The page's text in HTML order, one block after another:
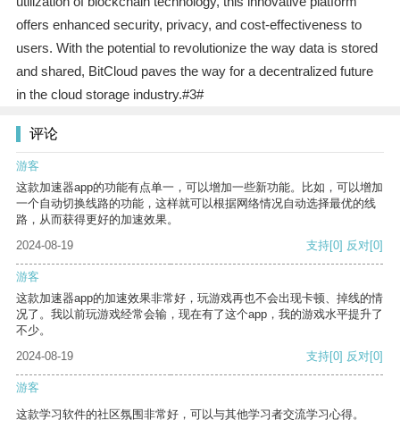
offers enhanced security, privacy, and cost-effectiveness to
users. With the potential to revolutionize the way data is stored
and shared, BitCloud paves the way for a decentralized future
in the cloud storage industry.#3#
评论
游客
这款加速器app的功能有点单一，可以增加一些新功能。比如，可以增加
一个自动切换线路的功能，这样就可以根据网络情况自动选择最优的线
路，从而获得更好的加速效果。
2024-08-19
支持[0] 反对[0]
游客
这款加速器app的加速效果非常好，玩游戏再也不会出现卡顿、掉线的情
况了。我以前玩游戏经常会输，现在有了这个app，我的游戏水平提升了
不少。
2024-08-19
支持[0] 反对[0]
游客
这款学习软件的社区氛围非常好，可以与其他学习者交流学习心得。